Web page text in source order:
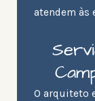
atendem às
O arquiteto